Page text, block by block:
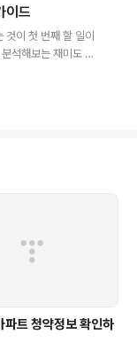
체 평균(188.8회)보
9번(158회)으로 1위
이드
이 첫 번째 할 일이
석해보는 재미도 있
방법은 동행복권 공
통계 데이터까지
분석을 한 곳에서 볼
파트 청약정보 확인하